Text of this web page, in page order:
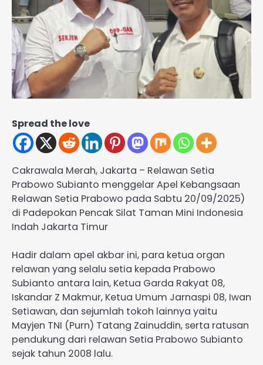
Spread the love
Cakrawala Merah, Jakarta – Relawan Setia
Prabowo Subianto menggelar Apel Kebangsaan
Relawan Setia Prabowo pada Sabtu 20/09/2025)
di Padepokan Pencak Silat Taman Mini Indonesia
Indah Jakarta Timur
Hadir dalam apel akbar ini, para ketua organ
relawan yang selalu setia kepada Prabowo
Subianto antara lain, Ketua Garda Rakyat 08,
Iskandar Z Makmur, Ketua Umum Jarnaspi 08, Iwan
Setiawan, dan sejumlah tokoh lainnya yaitu
Mayjen TNI (Purn) Tatang Zainuddin, serta ratusan
pendukung dari relawan Setia Prabowo Subianto
sejak tahun 2008 lalu.